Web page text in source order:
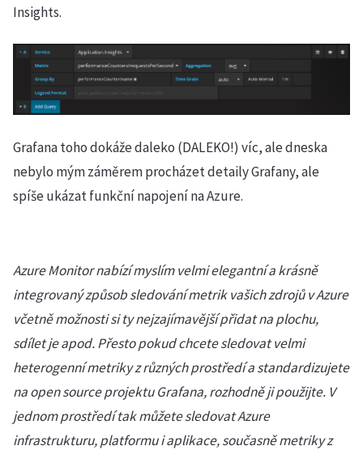
Insights.
Grafana toho dokáže daleko (DALEKO!) víc, ale dneska
nebylo mým záměrem procházet detaily Grafany, ale
spíše ukázat funkční napojení na Azure.
Azure Monitor nabízí myslím velmi elegantní a krásně
integrovaný způsob sledování metrik vašich zdrojů v Azure
včetně možnosti si ty nejzajímavější přidat na plochu,
sdílet je apod. Přesto pokud chcete sledovat velmi
heterogenní metriky z různých prostředí a standardizujete
na open source projektu Grafana, rozhodně ji použijte. V
jednom prostředí tak můžete sledovat Azure
infrastrukturu, platformu i aplikace, současně metriky z